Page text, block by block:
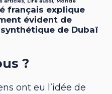
?
ont eu l’idée de